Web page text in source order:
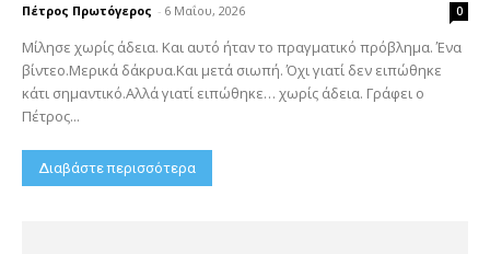
Πέτρος Πρωτόγερος - 6 Μαΐου, 2026 0
Μίλησε χωρίς άδεια. Και αυτό ήταν το πραγματικό πρόβλημα. Ένα
βίντεο.Μερικά δάκρυα.Και μετά σιωπή. Όχι γιατί δεν ειπώθηκε
κάτι σημαντικό.Αλλά γιατί ειπώθηκε… χωρίς άδεια. Γράφει ο
Πέτρος...
Διαβάστε περισσότερα